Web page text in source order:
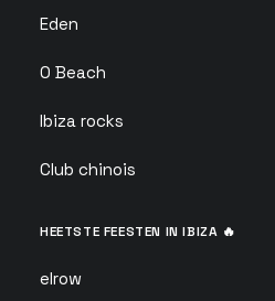
Eden
O Beach
Ibiza rocks
Club chinois
HEETSTE FEESTEN IN IBIZA 🔥
elrow